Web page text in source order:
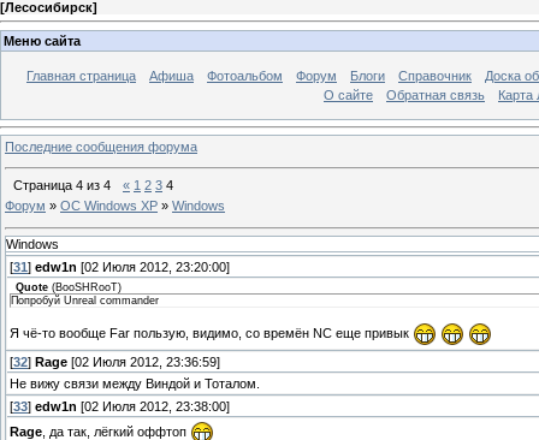
[Лесосибирск]
Меню сайта
Главная страница Афиша Фотоальбом Форум Блоги Справочник
Доска
О сайте
Обратная связь Карта
Последние сообщения форума
Страница 4 из 4 « 1 2 3 4
Форум » ОС Windows XP » Windows
Windows
[31] edw1n [02 Июля 2012, 23:20:00]
Quote (BooSHRooT)
Попробуй Unreal commander
Я чё-то вообще Far пользую, видимо, со времён NC еще привык
[32] Rage [02 Июля 2012, 23:36:59]
Не вижу связи между Виндой и Тоталом.
[33] edw1n [02 Июля 2012, 23:38:00]
Rage , да так, лёгкий оффтоп